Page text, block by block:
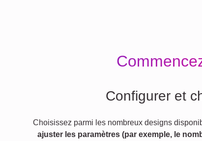
Configurer et
Choisissez parmi les nombreux designs
ajuster les paramètres (par exemple, le